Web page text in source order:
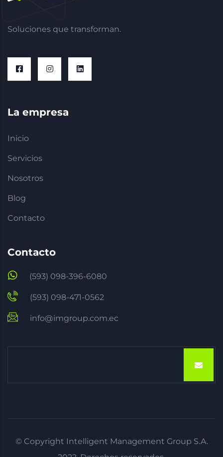
Soluciones que transforman.
La empresa
Inicio
Servicios
Nosotros
Blog
Contacto
Contacto
(593) 098-396-6080
(593) 098-471-0562
info@imgroup.com.ec
© Copyright Intelligent Management Group S.A.